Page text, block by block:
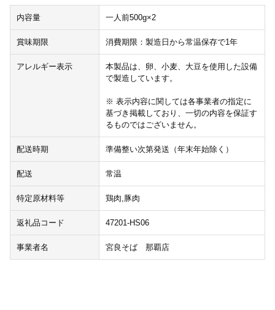
内容量 一人前500g×2
賞味期限 消費期限：製造日から常温保存で1年
アレルギー表示
本製品は、卵、小麦、大豆を使用した設備
で製造しています。
※ 表示内容に関しては各事業者の指定に
基づき掲載しており、一切の内容を保証す
るものではございません。
配送時期 準備整い次第発送（年末年始除く）
配送 常温
特定原材料等 鶏肉,豚肉
返礼品コード 47201-HS06
事業者名 宮良そば 那覇店